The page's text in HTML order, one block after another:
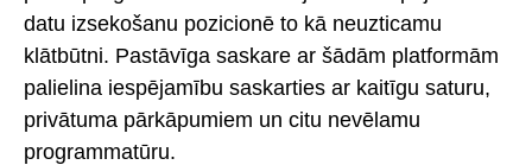
datu izsekošanu pozicionē to kā neuzticamu
klātbūtni. Pastāvīga saskare ar šādām platformām
palielina iespējamību saskarties ar kaitīgu saturu,
privātuma pārkāpumiem un citu nevēlamu
programmatūru.